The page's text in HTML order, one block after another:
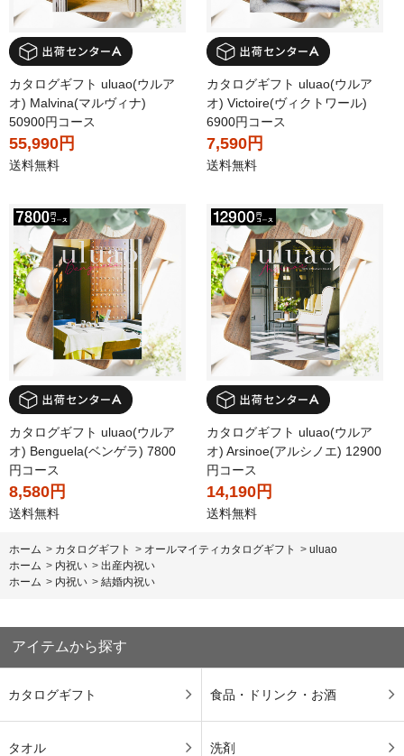
カタログギフト uluao(ウルア
オ) Malvina(マルヴィナ)
50900円コース
55,990円
送料無料
カタログギフト uluao(ウルア
オ) Victoire(ヴィクトワール)
6900円コース
7,590円
送料無料
カタログギフト uluao(ウルア
オ) Benguela(ベンゲラ) 7800
円コース
8,580円
送料無料
カタログギフト uluao(ウルア
オ) Arsinoe(アルシノエ) 12900
円コース
14,190円
送料無料
ホーム > カタログギフト > オールマイティカタログギフト > uluao
ホーム > 内祝い > 出産内祝い
ホーム > 内祝い > 結婚内祝い
アイテムから探す
カタログギフト 食品・ドリンク・お酒
タオル 洗剤